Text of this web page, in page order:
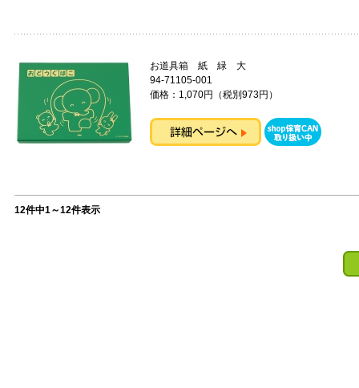
お道具箱 紙 緑 大
94-71105-001
価格：1,070円（税別973円）
12件中1～12件表示